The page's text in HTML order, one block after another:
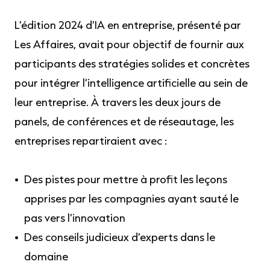
L’édition 2024 d’IA en entreprise, présenté par
Les Affaires, avait pour objectif de fournir aux
participants des stratégies solides et concrètes
pour intégrer l’intelligence artificielle au sein de
leur entreprise. À travers les deux jours de
panels, de conférences et de réseautage, les
entreprises repartiraient avec :
Des pistes pour mettre à profit les leçons
apprises par les compagnies ayant sauté le
pas vers l’innovation
Des conseils judicieux d’experts dans le
domaine